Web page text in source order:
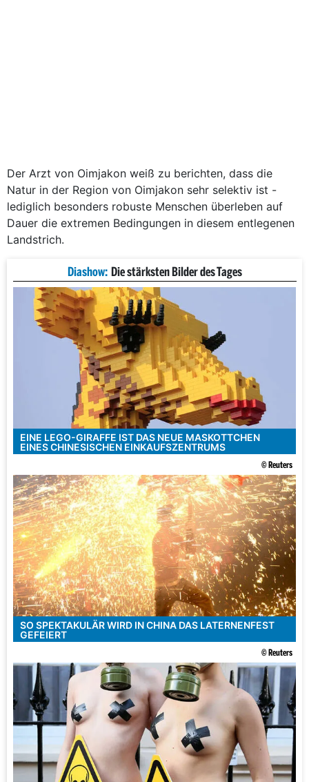
Der Arzt von Oimjakon weiß zu berichten, dass die
Natur in der Region von Oimjakon sehr selektiv ist -
lediglich besonders robuste Menschen überleben auf
Dauer die extremen Bedingungen in diesem entlegenen
Landstrich.
Diashow: Die stärksten Bilder des Tages
EINE LEGO-GIRAFFE IST DAS NEUE MASKOTTCHEN
EINES CHINESISCHEN EINKAUFSZENTRUMS
© Reuters
SO SPEKTAKULÄR WIRD IN CHINA DAS LATERNENFEST
GEFEIERT
© Reuters